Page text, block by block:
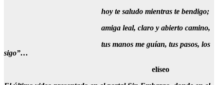
hoy te saludo mientras te bendigo;
amiga leal, claro y abierto camino,
tus manos me guían, tus pasos, los
sigo”…
elíseo